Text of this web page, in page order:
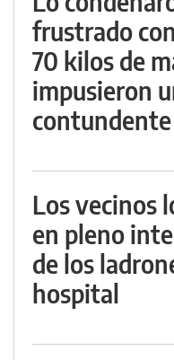
frustrado
70 kilos de
impusieron
contundente
Los vecinos
en pleno
de los
hospital